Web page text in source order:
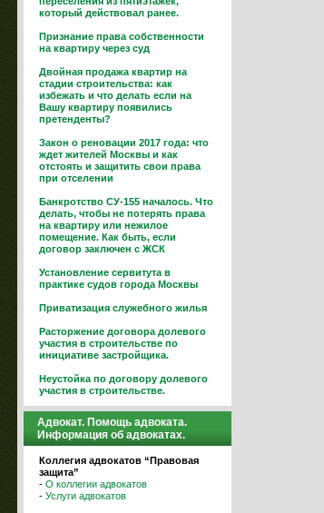
который действовал ранее.
Признание права собственности
на квартиру через суд
Двойная продажа квартир на
стадии строительства: как
избежать и что делать если на
Вашу квартиру появились
претенденты?
Закон о реновации 2017 года: что
ждет жителей Москвы и как
отстоять и защитить свои права
при отселении
Банкротство СУ-155 началось. Что
делать, чтобы не потерять права
на квартиру или нежилое
помещение. Как быть, если
договор заключен с ЖСК
Установление сервитута в
практике судов города Москвы
Приватизация служебного жилья
Расторжение договора долевого
участия в строительстве по
инициативе застройщика.
Неустойка по договору долевого
участия в строительстве.
Адвокат. Помощь адвоката.
Информация об адвокатах.
Коллегия адвокатов “Правовая
защита”
- О коллегии адвокатов
- Услуги адвокатов